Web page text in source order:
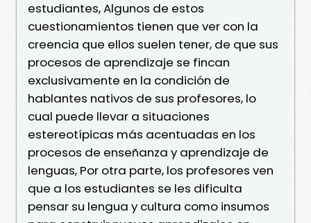
estudiantes, Algunos de estos
cuestionamientos tienen que ver con la
creencia que ellos suelen tener, de que sus
procesos de aprendizaje se fincan
exclusivamente en la condición de
hablantes nativos de sus profesores, lo
cual puede llevar a situaciones
estereotípicas más acentuadas en los
procesos de enseñanza y aprendizaje de
lenguas, Por otra parte, los profesores ven
que a los estudiantes se les dificulta
pensar su lengua y cultura como insumos